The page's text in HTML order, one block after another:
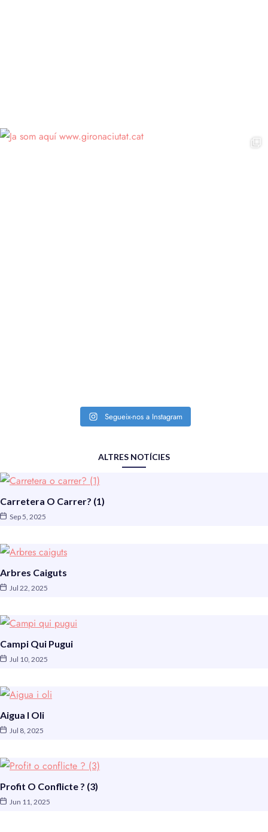
Segueix-nos a Instagram
ALTRES NOTÍCIES
Carretera O Carrer? (1)
Sep 5, 2025
Arbres Caiguts
Jul 22, 2025
Campi Qui Pugui
Jul 10, 2025
Aigua I Oli
Jul 8, 2025
Profit O Conflicte ? (3)
Jun 11, 2025